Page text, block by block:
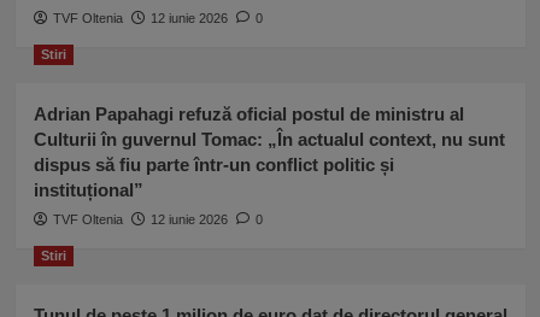
TVF Oltenia 12 iunie 2026 0
Stiri
Adrian Papahagi refuză oficial postul de ministru al
Culturii în guvernul Tomac: „În actualul context, nu sunt
dispus să fiu parte într-un conflict politic și
instituțional”
TVF Oltenia 12 iunie 2026 0
Stiri